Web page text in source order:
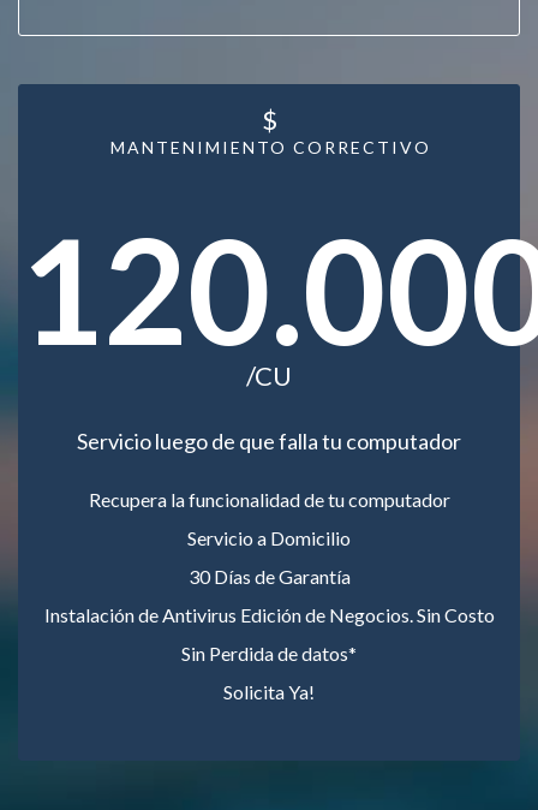
MANTENIMIENTO CORRECTIVO
$
/CU
Servicio luego de que falla tu computador
Recupera la funcionalidad de tu computador
Servicio a Domicilio
30 Días de Garantía
Instalación de Antivirus Edición de Negocios. Sin Costo
Sin Perdida de datos*
Solicita Ya!